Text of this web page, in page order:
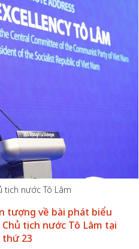
tịch nước Tô Lâm
tượng về bài phát biểu
tịch nước Tô Lâm tại
thứ 23